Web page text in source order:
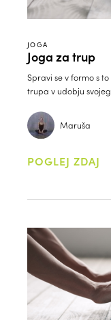
JOGA
Joga za trup
Spravi se v formo s
trupa v udobju
Maruša
POGLEJ ZDAJ